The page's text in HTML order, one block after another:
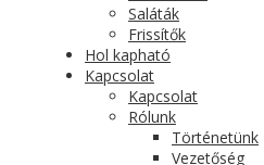
Saláták
Frissítők
Hol kapható
Kapcsolat
Kapcsolat
Rólunk
Történetünk
Vezetőség